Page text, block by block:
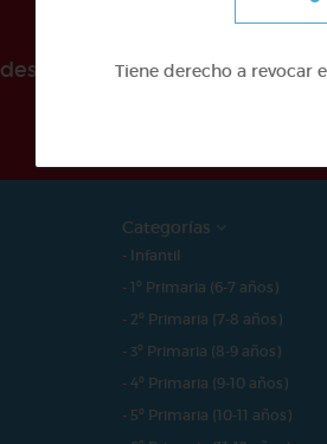
de este proyecto ha
Categorías
- Infantil
- 1º Primaria (6-7 años)
- 2º Primaria (7-8 años)
- 3º Primaria (8-9 años)
- 4º Primaria (9-10 años)
- 5º Primaria (10-11 años)
Tiene derecho a